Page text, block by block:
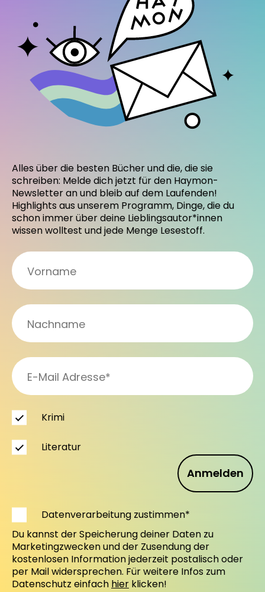
Alles über die besten Bücher und die, die sie
schreiben: Melde dich jetzt für den Haymon-
Newsletter an und bleib auf dem Laufenden!
Highlights aus unserem Programm, Dinge, die du
schon immer über deine Lieblingsautor*innen
wissen wolltest und jede Menge Lesestoff.
Anmelden
Krimi
Literatur
Datenverarbeitung zustimmen*
Du kannst der Speicherung deiner Daten zu
Marketingzwecken und der Zusendung der
kostenlosen Information jederzeit postalisch oder
per Mail widersprechen. Für weitere Infos zum
Datenschutz einfach hier klicken!